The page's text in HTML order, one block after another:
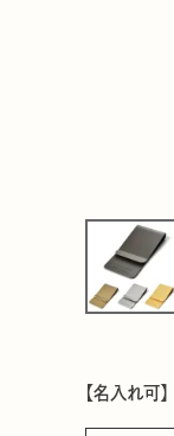
【名入れ可】